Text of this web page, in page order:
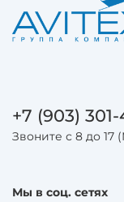
+7 (903) 301-
Звоните с 8 до 17
Мы в соц. сетях